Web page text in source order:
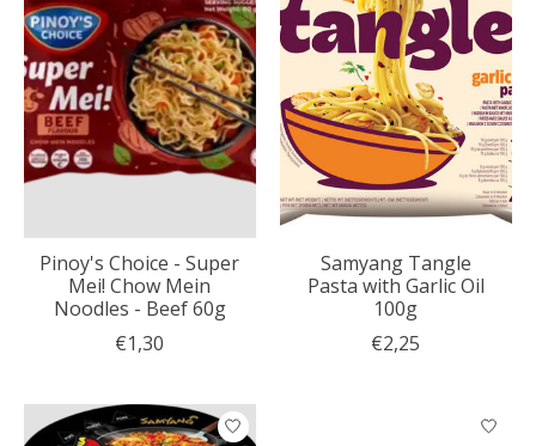
Pinoy's Choice - Super
Mei! Chow Mein
Noodles - Beef 60g
€1,30
Samyang Tangle
Pasta with Garlic Oil
100g
€2,25